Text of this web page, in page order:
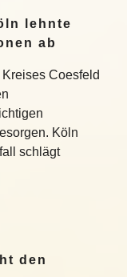
lehnte
ab
Coesfeld
Köln
schlägt
den